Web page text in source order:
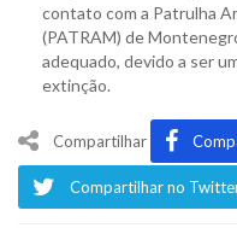
contato com a Patrulha
(PATRAM) de
adequado, devido a ser
extinção.
Compartilhar
Compartilhar no